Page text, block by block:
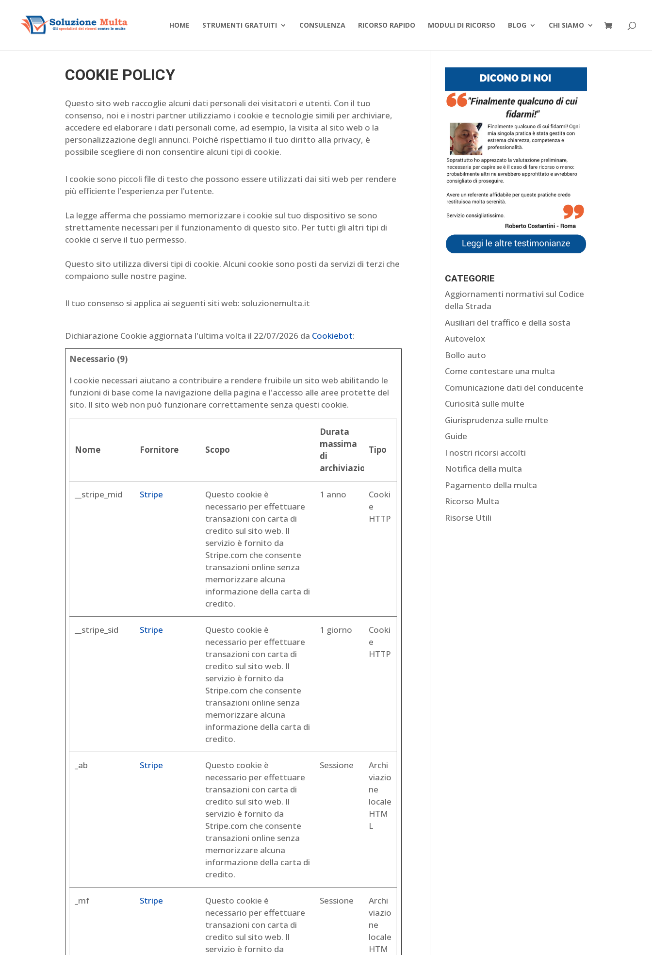
HOME STRUMENTI GRATUITI CONSULENZA RICORSO RAPIDO MODULI DI RICORSO BLOG CHI SIAMO
COOKIE POLICY
Questo sito web raccoglie alcuni dati personali dei visitatori e utenti. Con il tuo
consenso, noi e i nostri partner utilizziamo i cookie e tecnologie simili per archiviare,
accedere ed elaborare i dati personali come, ad esempio, la visita al sito web o la
personalizzazione degli annunci. Poiché rispettiamo il tuo diritto alla privacy, è
possibile scegliere di non consentire alcuni tipi di cookie.
I cookie sono piccoli file di testo che possono essere utilizzati dai siti web per rendere
più efficiente l'esperienza per l'utente.
La legge afferma che possiamo memorizzare i cookie sul tuo dispositivo se sono
strettamente necessari per il funzionamento di questo sito. Per tutti gli altri tipi di
cookie ci serve il tuo permesso.
Questo sito utilizza diversi tipi di cookie. Alcuni cookie sono posti da servizi di terzi che
compaiono sulle nostre pagine.
Il tuo consenso si applica ai seguenti siti web: soluzionemulta.it
Dichiarazione Cookie aggiornata l'ultima volta il 22/07/2026 da Cookiebot:
Necessario (9)
I cookie necessari aiutano a contribuire a rendere fruibile un sito web abilitando le
funzioni di base come la navigazione della pagina e l'accesso alle aree protette del
sito. Il sito web non può funzionare correttamente senza questi cookie.
Nome Fornitore Scopo
Durata
massima
di
archiviazione
Tipo
__stripe_mid Stripe
Questo cookie è
necessario per effettuare
transazioni con carta di
credito sul sito web. Il
servizio è fornito da
Stripe.com che consente
transazioni online senza
memorizzare alcuna
informazione della carta di
credito.
1 anno
Cooki
e
HTTP
__stripe_sid Stripe
Questo cookie è
necessario per effettuare
transazioni con carta di
credito sul sito web. Il
servizio è fornito da
Stripe.com che consente
transazioni online senza
memorizzare alcuna
informazione della carta di
credito.
1 giorno
Cooki
e
HTTP
_ab Stripe
Questo cookie è
necessario per effettuare
transazioni con carta di
credito sul sito web. Il
servizio è fornito da
Stripe.com che consente
transazioni online senza
memorizzare alcuna
informazione della carta di
credito.
Sessione
Archi
viazio
ne
locale
HTM
L
_mf Stripe
Questo cookie è
necessario per effettuare
transazioni con carta di
credito sul sito web. Il
servizio è fornito da
Sessione
Archi
viazio
ne
locale
HTM
CATEGORIE
Aggiornamenti normativi sul Codice
della Strada
Ausiliari del traffico e della sosta
Autovelox
Bollo auto
Come contestare una multa
Comunicazione dati del conducente
Curiosità sulle multe
Giurisprudenza sulle multe
Guide
I nostri ricorsi accolti
Notifica della multa
Pagamento della multa
Ricorso Multa
Risorse Utili